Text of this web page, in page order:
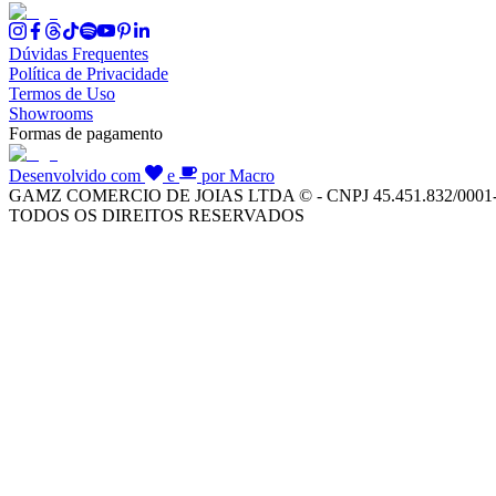
Dúvidas Frequentes
Política de Privacidade
Termos de Uso
Showrooms
Formas de pagamento
Desenvolvido com e
por Macro
GAMZ COMERCIO DE JOIAS LTDA © - CNPJ 45.451.832/
TODOS OS DIREITOS RESERVADOS